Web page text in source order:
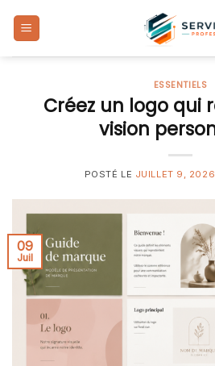
ESSENTIELS
Créez un logo qui
vision
POSTÉ LE JUILLET 9, 2026
09
Juil